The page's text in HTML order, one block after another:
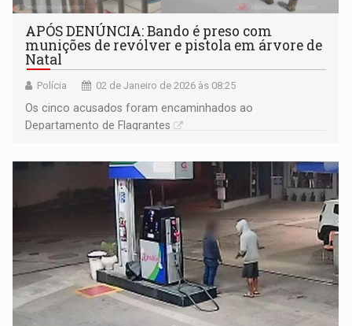
APÓS DENÚNCIA: Bando é preso com
munições de revólver e pistola em árvore de
Natal
Polícia 02 de Janeiro de 2026 às 08:25
Os cinco acusados foram encaminhados ao
Departamento de Flagrantes